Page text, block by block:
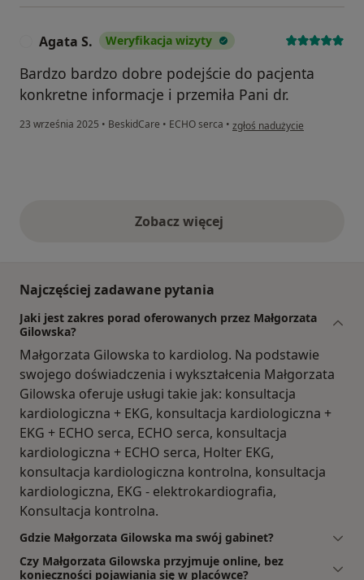
Agata S. Weryfikacja wizyty
Bardzo bardzo dobre podejście do pacjenta
konkretne informacje i przemiła Pani dr.
23 września 2025 • BeskidCare • ECHO serca • w opinii użytkownika Agata S.
zgłoś nadużycie
Zobacz więcejopinie powyżej
Najczęściej zadawane pytania
Jaki jest zakres porad oferowanych przez Małgorzata
Gilowska?
Małgorzata Gilowska to kardiolog. Na podstawie
swojego doświadczenia i wykształcenia Małgorzata
Gilowska oferuje usługi takie jak: konsultacja
kardiologiczna + EKG, konsultacja kardiologiczna +
EKG + ECHO serca, ECHO serca, konsultacja
kardiologiczna + ECHO serca, Holter EKG,
konsultacja kardiologiczna kontrolna, konsultacja
kardiologiczna, EKG - elektrokardiografia,
Konsultacja kontrolna.
Gdzie Małgorzata Gilowska ma swój gabinet?
Czy Małgorzata Gilowska przyjmuje online, bez
konieczności pojawiania się w placówce?